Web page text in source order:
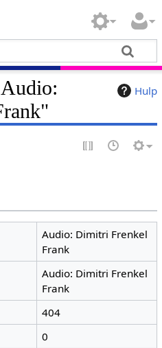
Hulp
Audio: Dimitri Frenkel
Frank
Audio: Dimitri Frenkel
Frank
404
0